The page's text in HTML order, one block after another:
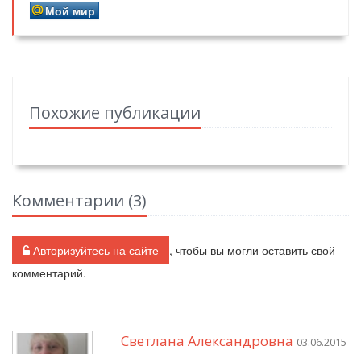
Мой мир
Похожие публикации
Комментарии (3)
Авторизуйтесь на сайте
, чтобы вы могли оставить свой
комментарий.
Светлана Александровна 03.06.2015